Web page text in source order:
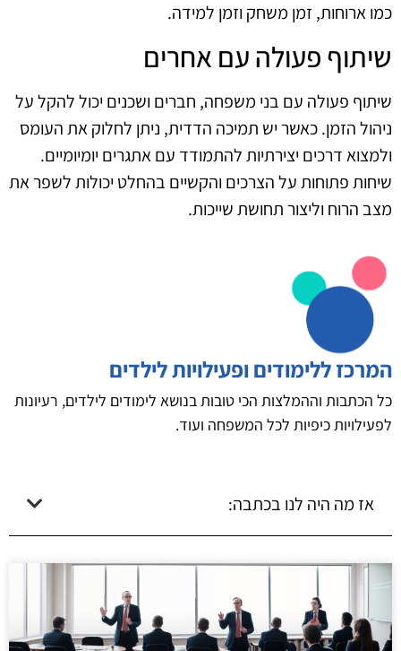
כמו ארוחות, זמן משחק וזמן למידה.
שיתוף פעולה עם אחרים
שיתוף פעולה עם בני משפחה, חברים ושכנים יכול להקל על
ניהול הזמן. כאשר יש תמיכה הדדית, ניתן לחלוק את העומס
ולמצוא דרכים יצירתיות להתמודד עם אתגרים יומיומיים.
שיחות פתוחות על הצרכים והקשיים בהחלט יכולות לשפר את
מצב הרוח וליצור תחושת שייכות.
המרכז ללימודים ופעילויות לילדים
כל הכתבות וההמלצות הכי טובות בנושא לימודים לילדים, רעיונות
לפעילויות כיפיות לכל המשפחה ועוד.
אז מה היה לנו בכתבה: